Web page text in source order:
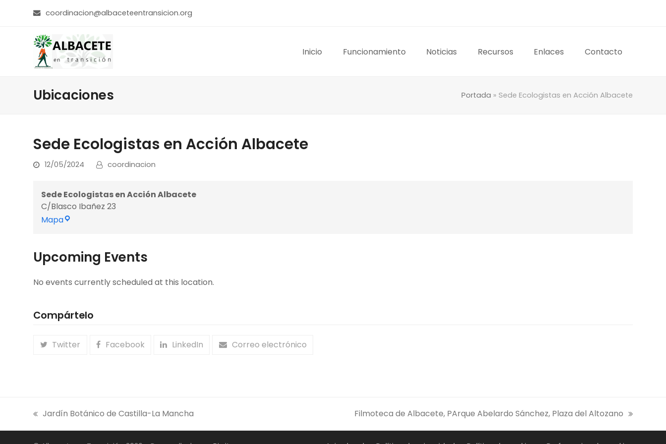
coordinacion@albaceteentransicion.org
Inicio Funcionamiento Noticias Recursos Enlaces Contacto
Ubicaciones Portada » Sede Ecologistas en Acción Albacete
Sede Ecologistas en Acción Albacete
12/05/2024 coordinacion
Sede Ecologistas en Acción Albacete
C/Blasco Ibañez 23
MapaSede
Acción
Albacete
Upcoming Events
No events currently scheduled at this location.
Compártelo
Twitter Facebook LinkedIn Correo electrónico
previous
post:
Jardín Botánico de Castilla-La Mancha
next
post:
Filmoteca de Albacete, PArque Abelardo Sánchez, Plaza del Altozano